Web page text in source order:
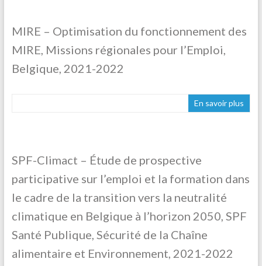
MIRE – Optimisation du fonctionnement des
MIRE, Missions régionales pour l’Emploi,
Belgique, 2021-2022
En savoir plus
SPF-Climact – Étude de prospective
participative sur l’emploi et la formation dans
le cadre de la transition vers la neutralité
climatique en Belgique à l’horizon 2050, SPF
Santé Publique, Sécurité de la Chaîne
alimentaire et Environnement, 2021-2022